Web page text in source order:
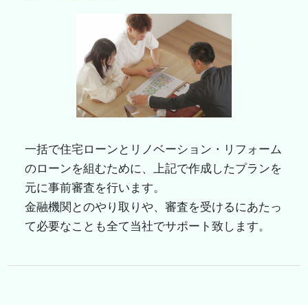
一括で住宅ローンとリノベーション・リフォーム
のローンを組むために、上記で作成したプランを
元に事前審査を行います。
金融機関とのやり取りや、審査を受けるにあたっ
て必要なことも全て当社でサポート致します。